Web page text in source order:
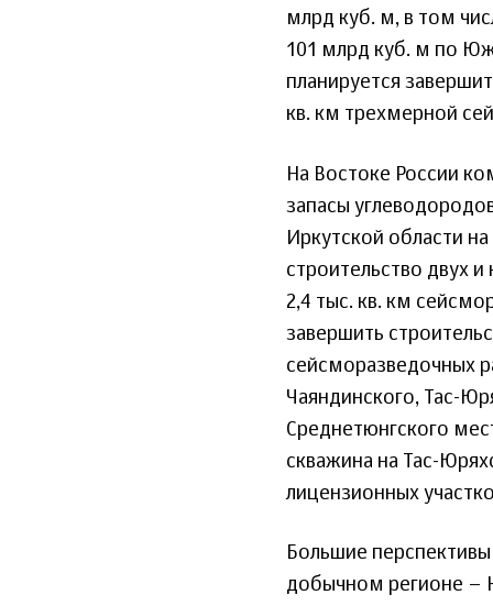
млрд куб. м, в том
101 млрд куб. м по
планируется
кв. км трехмерной
На Востоке России
запасы
Иркутской области
строительство двух
2,4 тыс. кв. км
завершить
сейсморазведочных
Чаяндинского, Тас-
Среднетюнгского
скважина на Тас-
лицензионных
Большие
добычном регионе –